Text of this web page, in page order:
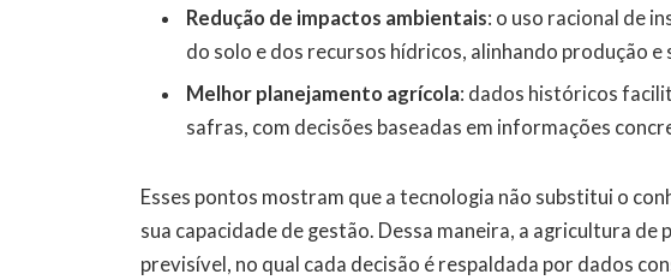
Redução de impactos ambientais: o uso racional de
do solo e dos recursos hídricos, alinhando produção
Melhor planejamento agrícola: dados históricos
safras, com decisões baseadas em informações
Esses pontos mostram que a tecnologia não substitui o
sua capacidade de gestão. Dessa maneira, a agricultura de
previsível, no qual cada decisão é respaldada por dados